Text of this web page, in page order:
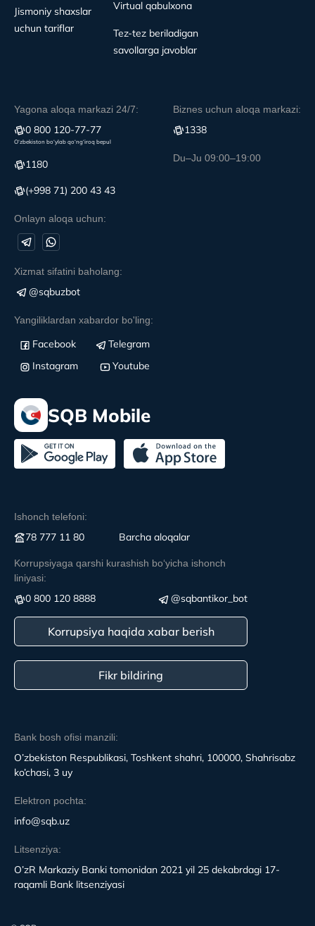
Bank bosh ofisi manzili:
O’zbekiston Respublikasi, Toshkent shahri, 100000, Shahrisabz
ko’chasi, 3 uy
Elektron pochta:
info@sqb.uz
Litsenziya:
O’zR Markaziy Banki tomonidan 2021 yil 25 dekabrdagi 17-
raqamli Bank litsenziyasi
Jismoniy shaxslar
uchun tariflar
Virtual qabulxona
Tez-tez beriladigan
savollarga javoblar
Yagona aloqa markazi 24/7:
0 800 120-77-77
O‘zbekiston bo‘ylab qo‘ng‘iroq bepul
1180
(+998 71) 200 43 43
Onlayn aloqa uchun:
Biznes uchun aloqa markazi:
1338
Du–Ju 09:00–19:00
Xizmat sifatini baholang:
@sqbuzbot
Yangiliklardan xabardor bo'ling:
Facebook
Telegram
Instagram
Youtube
SQB Mobile
Ishonch telefoni:
78 777 11 80 Вarcha aloqalar
Korrupsiyaga qarshi kurashish boʻyicha ishonch
liniyasi:
0 800 120 8888 @sqbantikor_bot
Korrupsiya haqida xabar berish
Fikr bildiring